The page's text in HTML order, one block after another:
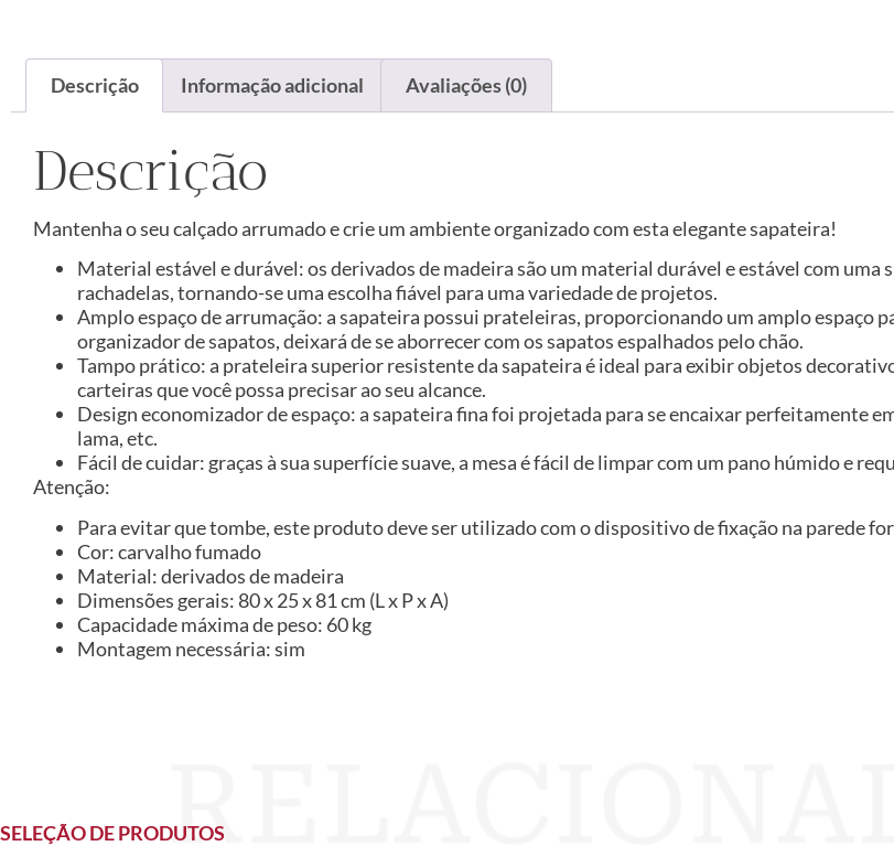
Descrição Informação adicional Avaliações (0)
Descrição
Mantenha o seu calçado arrumado e crie um ambiente organizado com esta elegante sapateira!
Material estável e durável: os derivados de madeira são um material durável e estável com
rachadelas, tornando-se uma escolha fiável para uma variedade de projetos.
Amplo espaço de arrumação: a sapateira possui prateleiras, proporcionando um amplo espaço
organizador de sapatos, deixará de se aborrecer com os sapatos espalhados pelo chão.
Tampo prático: a prateleira superior resistente da sapateira é ideal para exibir objetos
carteiras que você possa precisar ao seu alcance.
Design economizador de espaço: a sapateira fina foi projetada para se encaixar perfeitamente
lama, etc.
Fácil de cuidar: graças à sua superfície suave, a mesa é fácil de limpar com um pano húmido e
Atenção:
Para evitar que tombe, este produto deve ser utilizado com o dispositivo de fixação na parede
Cor: carvalho fumado
Material: derivados de madeira
Dimensões gerais: 80 x 25 x 81 cm (L x P x A)
Capacidade máxima de peso: 60 kg
Montagem necessária: sim
SELEÇÃO DE PRODUTOS